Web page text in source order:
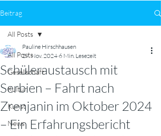
Beitrag
All Posts
Gesellschaft
Kultur
Kunst
News
All Posts
Schüleraustausch mit
Serbien – Fahrt nach
Zrenjanin im Oktober 2024
– Ein Erfahrungsbericht
Pauline Hirschhausen
27. Nov. 2024 6 Min. Lesezeit